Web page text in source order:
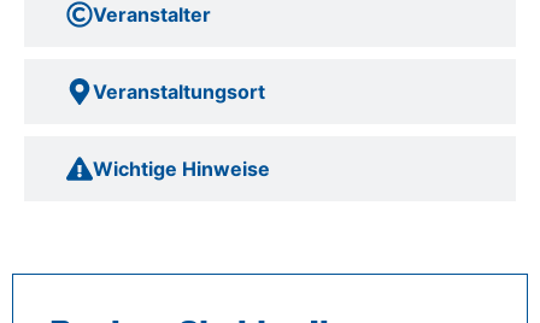
Veranstalter
Veranstaltungsort
Wichtige Hinweise